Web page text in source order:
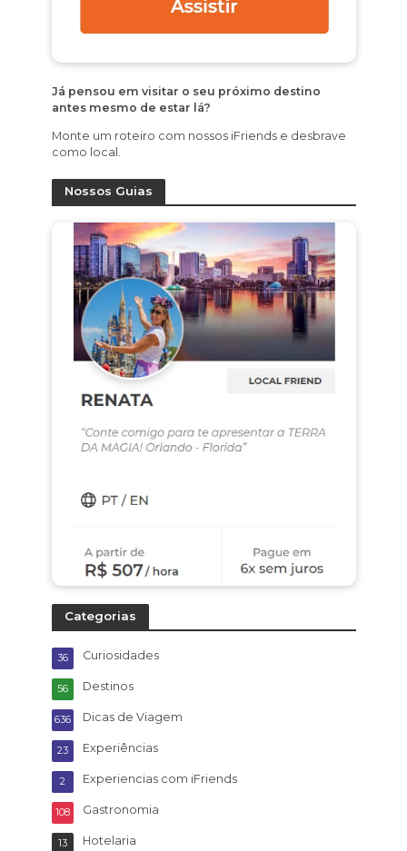
Já pensou em visitar o seu próximo destino
antes mesmo de estar lá?
Monte um roteiro com nossos iFriends e desbrave
como local.
Nossos Guias
Categorias
Curiosidades
36
Destinos
56
Dicas de Viagem
636
Experiências
23
Experiencias com iFriends
2
Gastronomia
108
Hotelaria
13